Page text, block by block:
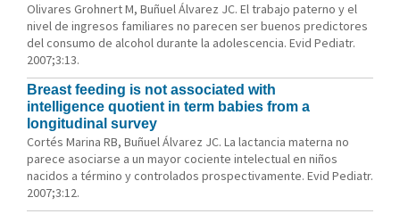
Olivares Grohnert M, Buñuel Álvarez JC. El trabajo paterno y el
nivel de ingresos familiares no parecen ser buenos predictores
del consumo de alcohol durante la adolescencia. Evid Pediatr.
2007;3:13.
Breast feeding is not associated with
intelligence quotient in term babies from a
longitudinal survey
Cortés Marina RB, Buñuel Álvarez JC. La lactancia materna no
parece asociarse a un mayor cociente intelectual en niños
nacidos a término y controlados prospectivamente. Evid Pediatr.
2007;3:12.